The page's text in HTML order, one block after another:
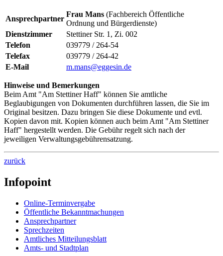
Ansprechpartner
Frau Mans (Fachbereich Öffentliche
Ordnung und Bürgerdienste)
Dienstzimmer
Stettiner Str. 1, Zi. 002
Telefon
039779 / 264-54
Telefax
039779 / 264-42
E-Mail
m.mans@eggesin.de
Hinweise und Bemerkungen
Beim Amt "Am Stettiner Haff" können Sie amtliche
Beglaubigungen von Dokumenten durchführen lassen, die Sie im
Original besitzen. Dazu bringen Sie diese Dokumente und evtl.
Kopien davon mit. Kopien können auch beim Amt "Am Stettiner
Haff" hergestellt werden. Die Gebühr regelt sich nach der
jeweiligen Verwaltungsgebührensatzung.
zurück
Infopoint
Online-Terminvergabe
Öffentliche Bekanntmachungen
Ansprechpartner
Sprechzeiten
Amtliches Mitteilungsblatt
Amts- und Stadtplan